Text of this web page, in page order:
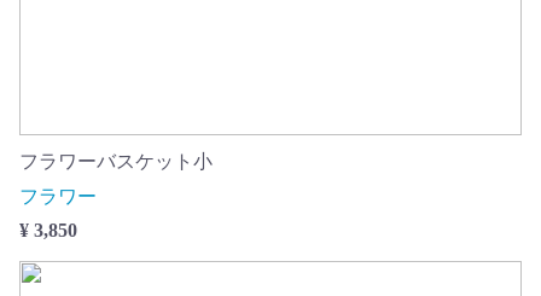
フラワーバスケット小
フラワー
¥ 3,850